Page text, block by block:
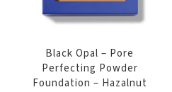
Black Opal – Pore
Perfecting Powder
Foundation – Hazalnut